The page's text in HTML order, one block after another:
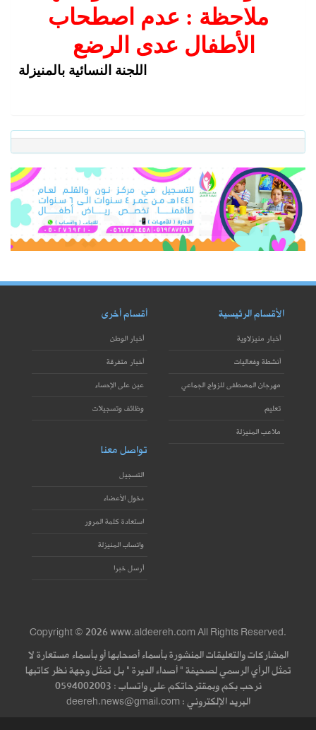
ملاحظة : عدم اصطحاب
الأطفال عدى الرضع
اللجنة النسائية بالمنيزلة
الأقسام الرئيسية
أخبار منيزلاوية
أنشطة وفعاليات
مهرجان المصطفى للزواج الجماعي
تعليم
ملاعب المنيزلة
أقسام أخرى
أخبار الوطن
أخبار متفرقة
عين على الإحساء
وظائف وتسجيلات
تواصل معنا
التسجيل
دخول الأعضاء
استعادة كلمة المرور
واتساب المنيزلة
أرسل خبرا
Copyright © 2026 www.aldeereh.com All Rights Reserved.
المشاركات والتعليقات المنشورة بأسماء أصحابها أو بأسماء مستعارة لا
تمثل الرأي الرسمي لصحيفة " أصداء الديرة " بل تمثل وجهة نظر كاتبها
نرحب بكم وبمقترحاتكم على واتساب : 0594002003
البريد الإلكتروني : deereh.news@gmail.com